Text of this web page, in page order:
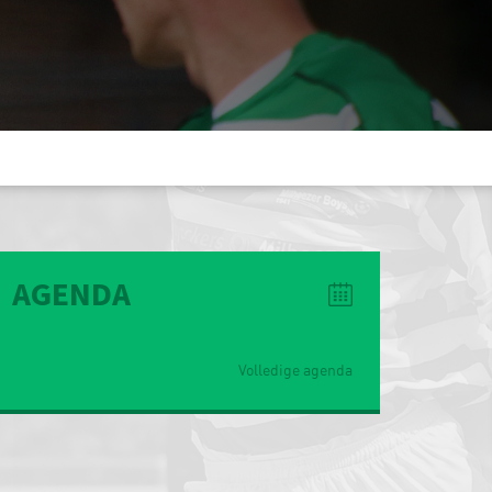
AGENDA
Volledige agenda